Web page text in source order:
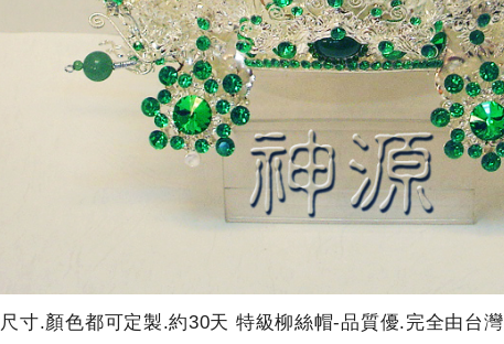
寸.顏色都可定製.約30天 特級柳絲帽-品質優.完全由台